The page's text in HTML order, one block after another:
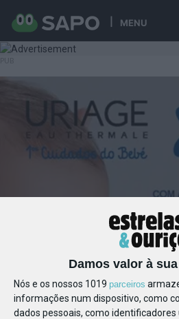
MENU
Damos valor à
Nós e os nossos 1019 parceiros
informações num dispositivo, como
dados pessoais, como